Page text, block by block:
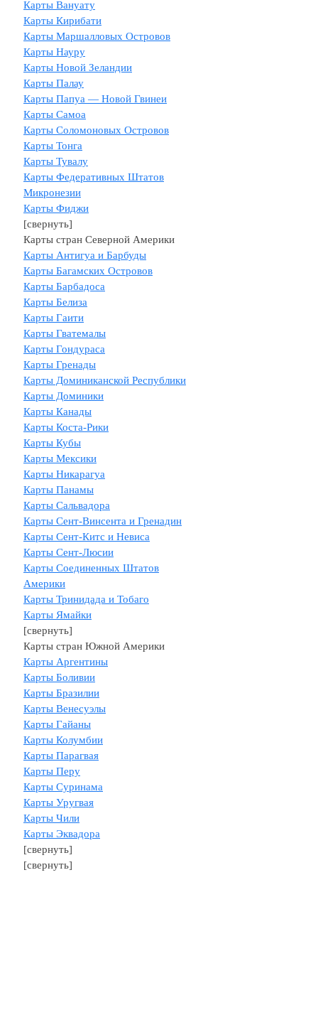
Карты Вануату
Карты Кирибати
Карты Маршалловых Островов
Карты Науру
Карты Новой Зеландии
Карты Палау
Карты Папуа — Новой Гвинеи
Карты Самоа
Карты Соломоновых Островов
Карты Тонга
Карты Тувалу
Карты Федеративных Штатов
Микронезии
Карты Фиджи
[свернуть]
Карты стран Северной Америки
Карты Антигуа и Барбуды
Карты Багамских Островов
Карты Барбадоса
Карты Белиза
Карты Гаити
Карты Гватемалы
Карты Гондураса
Карты Гренады
Карты Доминиканской Республики
Карты Доминики
Карты Канады
Карты Коста-Рики
Карты Кубы
Карты Мексики
Карты Никарагуа
Карты Панамы
Карты Сальвадора
Карты Сент-Винсента и Гренадин
Карты Сент-Китс и Невиса
Карты Сент-Люсии
Карты Соединенных Штатов
Америки
Карты Тринидада и Тобаго
Карты Ямайки
[свернуть]
Карты стран Южной Америки
Карты Аргентины
Карты Боливии
Карты Бразилии
Карты Венесуэлы
Карты Гайаны
Карты Колумбии
Карты Парагвая
Карты Перу
Карты Суринама
Карты Уругвая
Карты Чили
Карты Эквадора
[свернуть]
[свернуть]